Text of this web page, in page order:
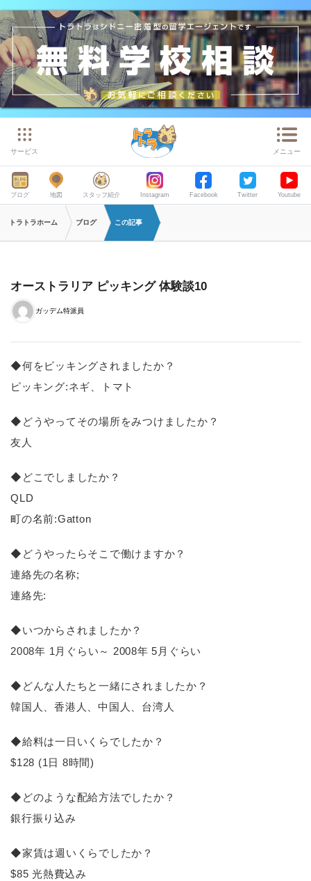
サービス メニュー
ブログ 地図 スタッフ紹介 Instagram Facebook Twitter Youtube
トラトラホーム ブログ この記事
オーストラリア ピッキング 体験談10
ガッデム特派員
◆何をピッキングされましたか？
ピッキング:ネギ、トマト
◆どうやってその場所をみつけましたか？
友人
◆どこでしましたか？
QLD
町の名前:Gatton
◆どうやったらそこで働けますか？
連絡先の名称;
連絡先:
◆いつからされましたか？
2008年 1月ぐらい～ 2008年 5月ぐらい
◆どんな人たちと一緒にされましたか？
韓国人、香港人、中国人、台湾人
◆給料は一日いくらでしたか？
$128 (1日 8時間)
◆どのような配給方法でしたか？
銀行振り込み
◆家賃は週いくらでしたか？
$85 光熱費込み